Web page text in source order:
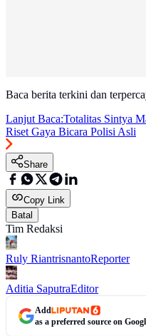
Baca berita terkini dan
Lanjut Baca:Totalitas Sintya
Riset Gaya Bicara Polisi Asli
Share
Copy Link
Batal
Tim Redaksi
Ruly RiantrisnantoReporter
Aditia SaputraEditor
Add
as a preferred source on